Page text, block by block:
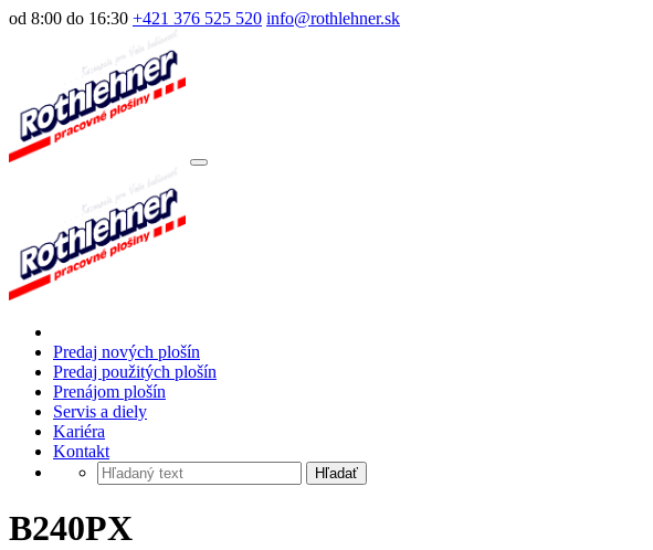
od 8:00 do 16:30 +421 376 525 520 info@rothlehner.sk
Predaj nových plošín
Predaj použitých plošín
Prenájom plošín
Servis a diely
Kariéra
Kontakt
Hľadať
B240PX